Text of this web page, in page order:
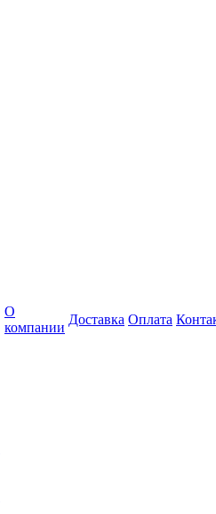
О
компании
Доставка Оплата